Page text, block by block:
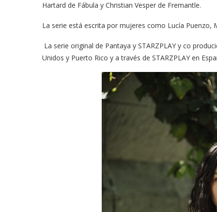
Hartard de Fábula y Christian Vesper de Fremantle.
La serie está escrita por mujeres como Lucía Puenzo,
La serie original de Pantaya y STARZPLAY y co
Unidos y Puerto Rico y a través de STARZPLAY en